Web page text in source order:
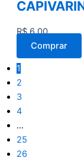
R$6,00
Comprar
1
2
3
4
…
25
26